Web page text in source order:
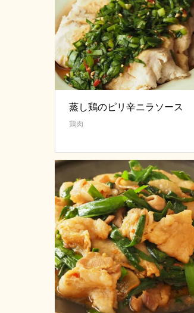
蒸し鶏のピリ辛ニラソース
鶏肉